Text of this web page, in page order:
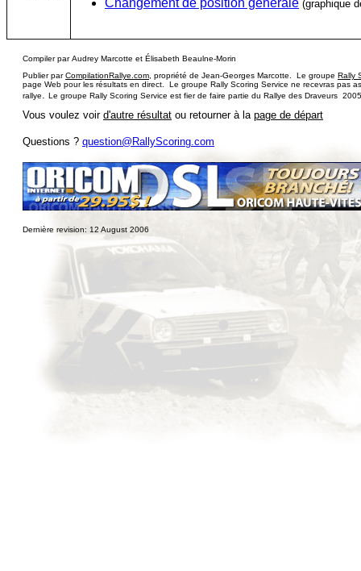
Changement de position générale (graphique
Compiler parAudrey Marcotte et Élisabeth Beaulne-Morin
Publier parCompilationRallye.com , propriété de Jean-Georges Marcotte. Le groupe Rally
page Web pour les résultats en direct. Le groupe Rally Scoring Service ne recevras pas
rallye. Le groupe Rally Scoring Service est fier de faire partie du Rallye des Draveurs
Vous voulez voir d'autre résultat ou retourner à la page de départ
Questions ? question@RallyScoring.com
Dernière revision: 12 August 2006